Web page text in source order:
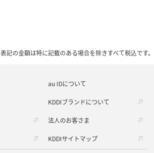
表記の金額は特に記載のある場合を除きすべて税込です。
au IDについて
KDDIブランドについて
法人のお客さま
KDDIサイトマップ